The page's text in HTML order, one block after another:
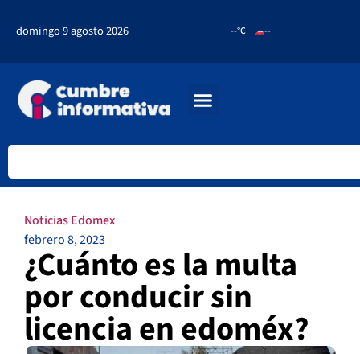
domingo 9 agosto 2026 --°C --
Noticias Edomex
febrero 8, 2023
¿Cuánto es la multa
por conducir sin
licencia en edoméx?